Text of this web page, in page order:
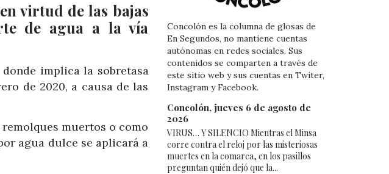
virtud de las bajas
de agua a la vía
implica la sobretasa
de 2020, a causa de las
muertos o como
agua dulce se aplicará a
Concolón es la columna de glosas de
En Segundos, no mantiene cuentas
autónomas en redes sociales. Sus
contenidos se comparten a través de
este sitio web y sus cuentas en Twiter,
Instagram y Facebook.
Concolón, jueves 6 de agosto de
2026
VIRUS… Y SILENCIO Mientras el Minsa
corre contra el reloj por las misteriosas
muertes en la comarca, en los pasillos
preguntan quién dejó que la...